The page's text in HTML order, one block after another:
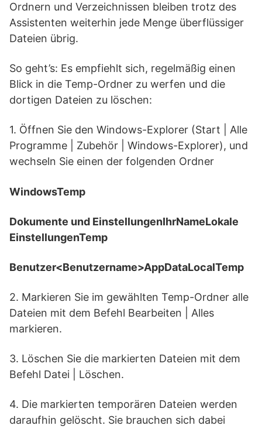
Ordnern und Verzeichnissen bleiben trotz des
Assistenten weiterhin jede Menge überflüssiger
Dateien übrig.
So geht’s: Es empfiehlt sich, regelmäßig einen
Blick in die Temp-Ordner zu werfen und die
dortigen Dateien zu löschen:
1. Öffnen Sie den Windows-Explorer (Start | Alle
Programme | Zubehör | Windows-Explorer), und
wechseln Sie einen der folgenden Ordner
WindowsTemp
Dokumente und EinstellungenIhrNameLokale
EinstellungenTemp
Benutzer<Benutzername>AppDataLocalTemp
2. Markieren Sie im gewählten Temp-Ordner alle
Dateien mit dem Befehl Bearbeiten | Alles
markieren.
3. Löschen Sie die markierten Dateien mit dem
Befehl Datei | Löschen.
4. Die markierten temporären Dateien werden
daraufhin gelöscht. Sie brauchen sich dabei